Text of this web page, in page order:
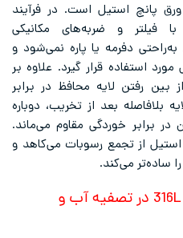
پانچ استیل است. در فرآیند
فیلتر و ضربه‌های مکانیکی
دفرمه یا پاره نمی‌شود و
استفاده قرار گیرد. علاوه بر
بین رفتن لایه محافظ در برابر
بلافاصله بعد از تخریب، دوباره
برابر خوردگی مقاوم می‌ماند.
از تجمع رسوبات می‌کاهد و
ساده‌تر می‌کند.
کاربردهای ورق استیل 316 و 316L در تصفیه آب و